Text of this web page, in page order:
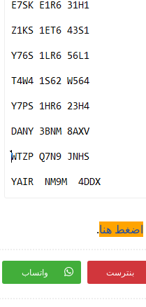
اضغط هنا.
بنترست واتساب